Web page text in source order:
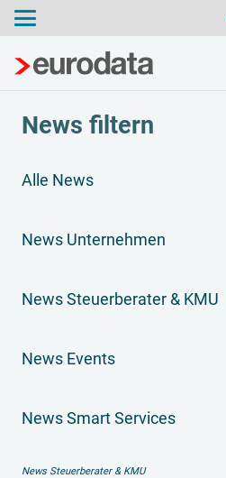
News filtern
Alle News
News Unternehmen
News Steuerberater & KMU
News Events
News Smart Services
News Steuerberater & KMU